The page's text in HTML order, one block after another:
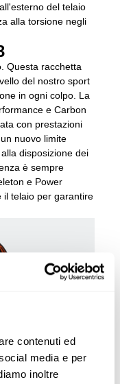
contenuti ed
media e per
inoltre
del telaio
alla torsione negli
Questa racchetta
del nostro sport
in ogni colpo. La
e Carbon
con prestazioni
nuovo limite
disposizione dei
è sempre
e Power
il telaio per garantire